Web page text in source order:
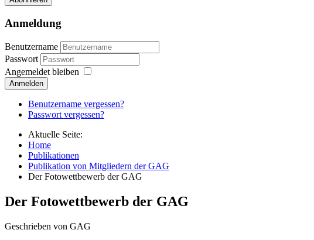
Anmeldung
Benutzername
Passwort
Angemeldet bleiben
Anmelden
Benutzername vergessen?
Passwort vergessen?
Aktuelle Seite:
Home
Publikationen
Publikation von Mitgliedern der GAG
Der Fotowettbewerb der GAG
Der Fotowettbewerb der GAG
Geschrieben von GAG